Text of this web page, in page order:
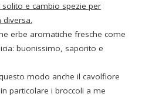
e cambio spezie per
erbe aromatiche fresche come
buonissimo, saporito e
modo anche il cavolfiore
particolare i broccoli a me